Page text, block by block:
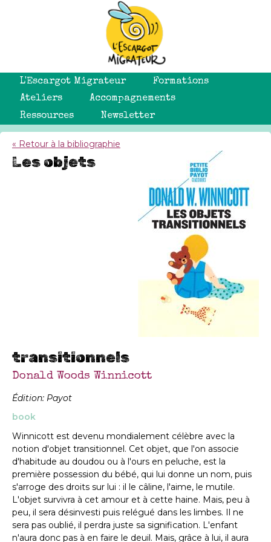
L'Escargot Migrateur
Formations
Ateliers
Accompagnements
Ressources
Newsletter
« Retour à la bibliographie
Les objets
transitionnels
Donald Woods Winnicott
Édition: Payot
book
Winnicott est devenu mondialement célèbre avec la
notion d'objet transitionnel. Cet objet, que l'on associe
d'habitude au doudou ou à l'ours en peluche, est la
première possession du bébé, qui lui donne un nom, puis
s'arroge des droits sur lui : il le câline, l'aime, le mutile.
L'objet survivra à cet amour et à cette haine. Mais, peu à
peu, il sera désinvesti puis relégué dans les limbes. Il ne
sera pas oublié, il perdra juste sa signification. L'enfant
n'aura donc pas à en faire le deuil. Mais, grâce à lui, il aura